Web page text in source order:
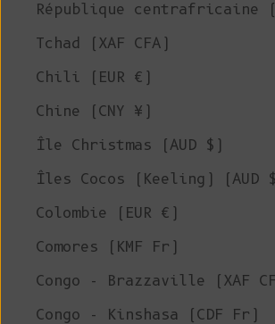
République centrafricaine
Tchad (XAF CFA)
Chili (EUR €)
Chine (CNY ¥)
Île Christmas (AUD $)
Îles Cocos (Keeling) (AUD
Colombie (EUR €)
Comores (KMF Fr)
Congo - Brazzaville (XAF
Congo - Kinshasa (CDF Fr)